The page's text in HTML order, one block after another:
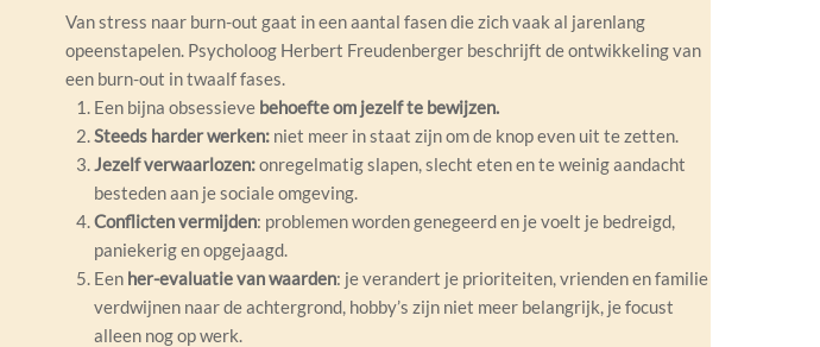
Van stress naar burn-out gaat in een aantal fasen die zich vaak al jarenlang
opeenstapelen. Psycholoog Herbert Freudenberger beschrijft de ontwikkeling van
een burn-out in twaalf fases.
Een bijna obsessieve behoefte om jezelf te bewijzen.
Steeds harder werken:niet meer in staat zijn om de knop even uit te zetten.
Jezelf verwaarlozen:onregelmatig slapen, slecht eten en te weinig aandacht
besteden aan je sociale omgeving.
Conflicten vermijden: problemen worden genegeerd en je voelt je bedreigd,
paniekerig en opgejaagd.
Een her-evaluatie van waarden: je verandert je prioriteiten, vrienden en familie
verdwijnen naar de achtergrond, hobby’s zijn niet meer belangrijk, je focust
alleen nog op werk.